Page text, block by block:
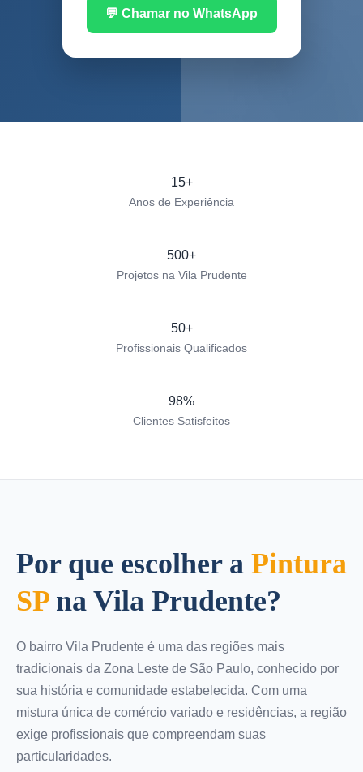
💬 Chamar no WhatsApp
15+
Anos de Experiência
500+
Projetos na Vila Prudente
50+
Profissionais Qualificados
98%
Clientes Satisfeitos
Por que escolher a Pintura
SPna Vila Prudente?
O bairro Vila Prudente é uma das regiões mais
tradicionais da Zona Leste de São Paulo, conhecido por
sua história e comunidade estabelecida. Com uma
mistura única de comércio variado e residências, a região
exige profissionais que compreendam suas
particularidades.